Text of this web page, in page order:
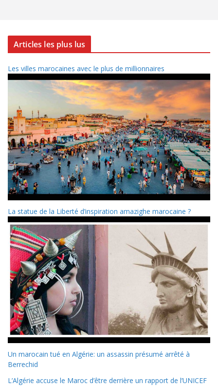
Articles les plus lus
Les villes marocaines avec le plus de millionnaires
La statue de la Liberté d’inspiration amazighe marocaine ?
Un marocain tué en Algérie: un assassin présumé arrêté à
Berrechid
L’Algérie accuse le Maroc d’être derrière un rapport de l’UNICEF